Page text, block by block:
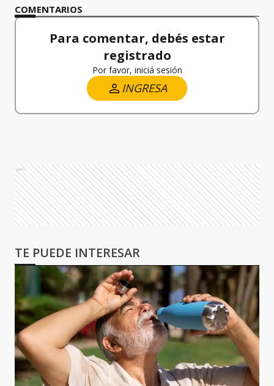
COMENTARIOS
Para comentar, debés estar
registrado
Por favor, iniciá sesión
INGRESA
Ads
TE PUEDE INTERESAR